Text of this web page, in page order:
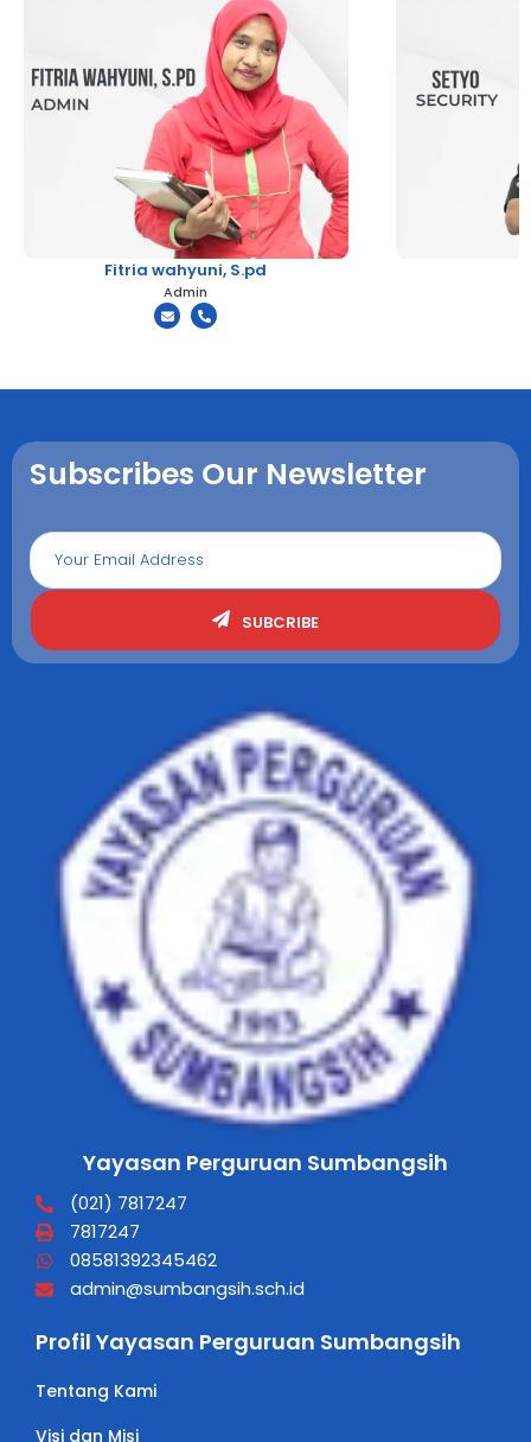
Fitria wahyuni, S.pd
Admin
Subscribes Our Newsletter
SUBCRIBE
Yayasan Perguruan Sumbangsih
(021) 7817247
7817247
08581392345462
admin@sumbangsih.sch.id
Profil Yayasan Perguruan Sumbangsih
Tentang Kami
Visi dan Misi